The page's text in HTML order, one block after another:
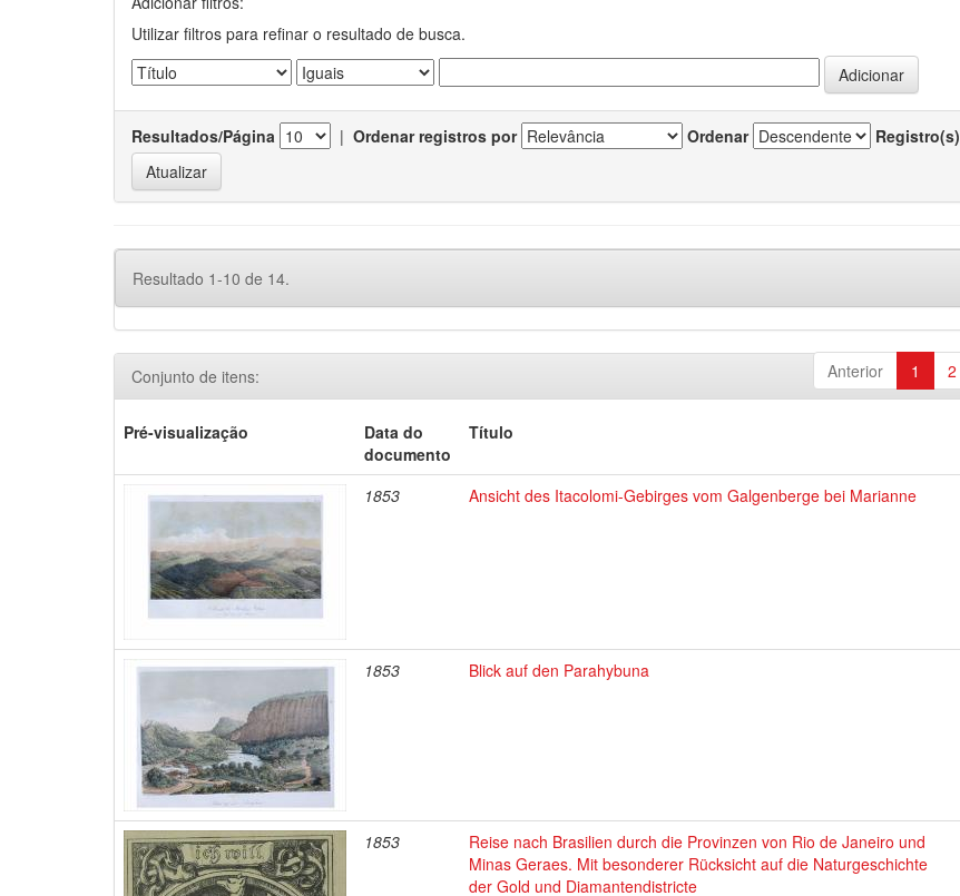
Utilizar filtros para refinar o resultado de busca.
Resultados/Página | Ordenar registros por Ordenar Registro(s)
Resultado 1-10 de 14.
Anterior 1 2
Conjunto de itens:
Pré-visualização
Data do
documento
Título
1853 Ansicht des Itacolomi-Gebirges vom Galgenberge bei Marianne
1853 Blick auf den Parahybuna
1853
Reise nach Brasilien durch die Provinzen von Rio de Janeiro und
Minas Geraes. Mit besonderer Rücksicht auf die Naturgeschichte
der Gold und Diamantendistricte